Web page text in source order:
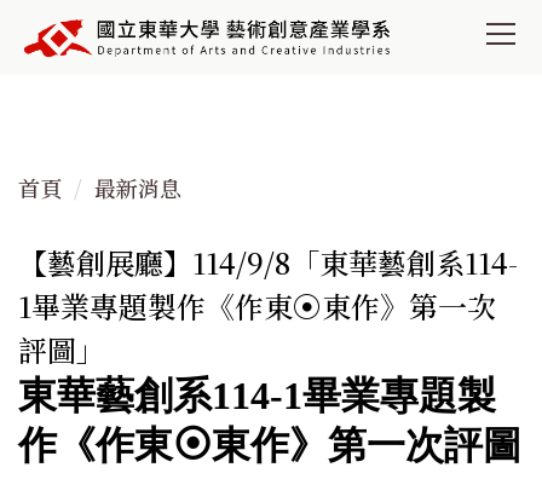
到
容
首頁 最新消息
【藝創展廳】114/9/8「東華藝創系114-
1畢業專題製作《作東⦿東作》第一次
評圖」
東華藝創系114-1畢業專題製
作《作東⦿東作》第一次評圖